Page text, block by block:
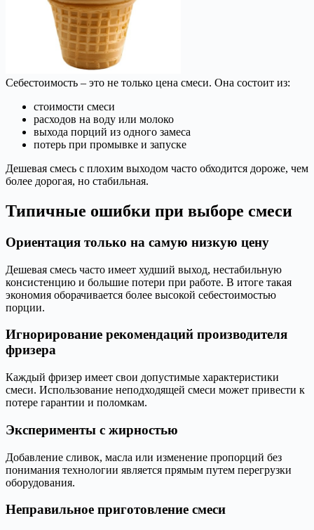
Себестоимость – это не только цена смеси. Она состоит из:
стоимости смеси
расходов на воду или молоко
выхода порций из одного замеса
потерь при промывке и запуске
Дешевая смесь с плохим выходом часто обходится дороже, чем
более дорогая, но стабильная.
Типичные ошибки при выборе смеси
Ориентация только на самую низкую цену
Дешевая смесь часто имеет худший выход, нестабильную
консистенцию и большие потери при работе. В итоге такая
экономия оборачивается более высокой себестоимостью
порции.
Игнорирование рекомендаций производителя
фризера
Каждый фризер имеет свои допустимые характеристики
смеси. Использование неподходящей смеси может привести к
потере гарантии и поломкам.
Эксперименты с жирностью
Добавление сливок, масла или изменение пропорций без
понимания технологии является прямым путем перегрузки
оборудования.
Неправильное приготовление смеси